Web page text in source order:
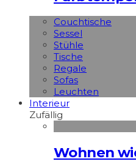
Couchtische
Sessel
Stühle
Tische
Regale
Sofas
Leuchten
Interieur
Zufällig
Wohnen